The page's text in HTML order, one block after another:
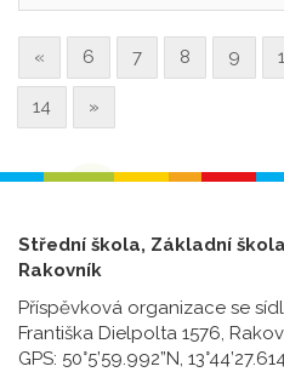
« 6 7 8 9
14 »
Střední škola, Základní
Rakovník
Příspěvková organizace se
Františka Dielpolta 1576,
GPS: 50°5’59.992”N,